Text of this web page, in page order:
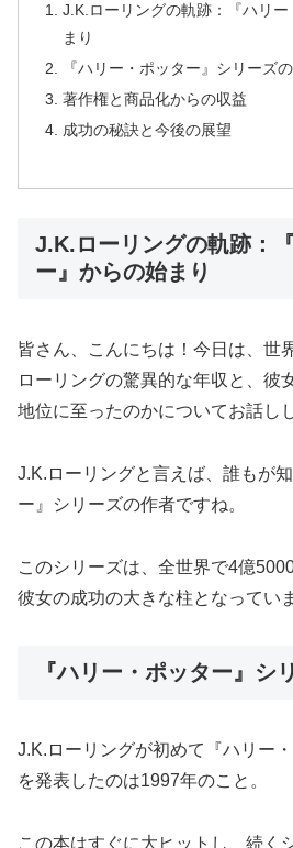
J.K.ローリングの軌跡：『ハリ
まり
『ハリー・ポッター』シリーズ
著作権と商品化からの収益
成功の秘訣と今後の展望
J.K.ローリングの軌跡：
ー』からの始まり
皆さん、こんにちは！今日は、世
ローリングの驚異的な年収と、彼
地位に至ったのかについてお話し
J.K.ローリングと言えば、誰もが
ー』シリーズの作者ですね。
このシリーズは、全世界で4億
彼女の成功の大きな柱となってい
『ハリー・ポッター』シ
J.K.ローリングが初めて『ハリー
を発表したのは1997年のこと。
この本はすぐに大ヒットし、続く